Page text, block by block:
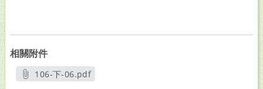
相關附件
106-下-06.pdf